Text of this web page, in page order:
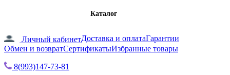
Каталог
Личный кабинетДоставка и оплатаГарантии
Обмен и возвратСертификатыИзбранные товары
8(993)147-73-81